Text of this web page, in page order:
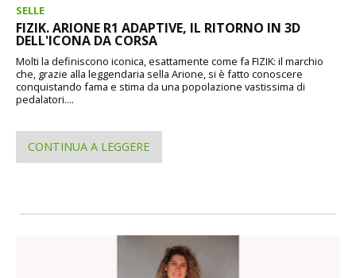
SELLE
FIZIK. ARIONE R1 ADAPTIVE, IL RITORNO IN 3D
DELL'ICONA DA CORSA
Molti la definiscono iconica, esattamente come fa FIZIK: il marchio
che, grazie alla leggendaria sella Arione, si è fatto conoscere
conquistando fama e stima da una popolazione vastissima di
pedalatori....
CONTINUA A LEGGERE